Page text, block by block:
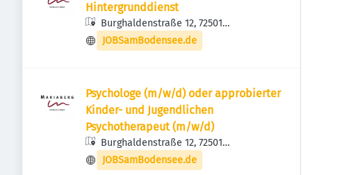
Hintergrunddienst
Burghaldenstraße 12, 72501
Gammertingen, Deutschland
JOBSamBodensee.de
Psychologe (m/w/d) oder approbierter
Kinder- und Jugendlichen
Psychotherapeut (m/w/d)
Burghaldenstraße 12, 72501
Gammertingen, Deutschland
JOBSamBodensee.de